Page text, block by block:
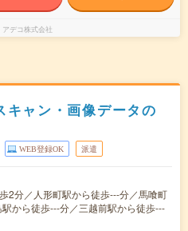
アデコ株式会社
キャン・画像データの
WEB登録OK 派遣
2分／人形町駅から徒歩---分／馬喰町
から徒歩---分／三越前駅から徒歩---